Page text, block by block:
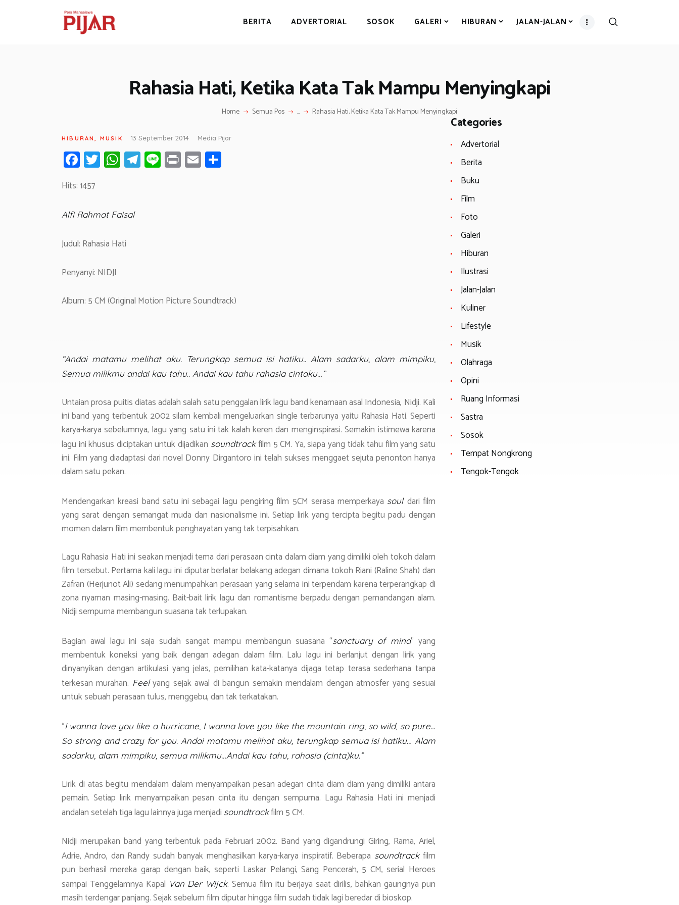
BERITA ADVERTORIAL SOSOK GALERI HIBURAN JALAN-JALAN
Rahasia Hati, Ketika Kata Tak Mampu Menyingkapi
Home Semua Pos ... Rahasia Hati, Ketika Kata Tak Mampu Menyingkapi
ADVERTORIAL
HIBURAN
JALAN-JALAN
GAYA HIDUP
OLAHRAGA
OPINI
HIBURAN MUSIK 13 September 2014 Media Pijar
Fa
ce
b
o
ok
T
wi
er
W
h
s
A
p
T
el
Li
n
Pr
in
E
m
Hits: 1457
Alfi Rahmat Faisal
Judul: Rahasia Hati
Penyanyi: NIDJI
Album: 5 CM (Original Motion Picture Soundtrack)
“Andai matamu melihat aku. Terungkap semua isi hatiku.. Alam sadarku, alam mimpiku,
Semua milikmu andai kau tahu.. Andai kau tahu rahasia cintaku…”
Untaian prosa puitis diatas adalah salah satu penggalan lirik lagu band kenamaan asal Indonesia, Nidji. Kali
ini band yang terbentuk 2002 silam kembali mengeluarkan single terbarunya yaitu Rahasia Hati. Seperti
karya-karya sebelumnya, lagu yang satu ini tak kalah keren dan menginspirasi. Semakin istimewa karena
lagu ini khusus diciptakan untuk dijadikan soundtrackfilm 5 CM. Ya, siapa yang tidak tahu film yang satu
ini. Film yang diadaptasi dari novel Donny Dirgantoro ini telah sukses menggaet sejuta penonton hanya
dalam satu pekan.
Mendengarkan kreasi band satu ini sebagai lagu pengiring film 5CM serasa memperkaya soul dari film
yang sarat dengan semangat muda dan nasionalisme ini. Setiap lirik yang tercipta begitu padu dengan
momen dalam film membentuk penghayatan yang tak terpisahkan.
Lagu Rahasia Hati ini seakan menjadi tema dari perasaan cinta dalam diam yang dimiliki oleh tokoh dalam
film tersebut. Pertama kali lagu ini diputar berlatar belakang adegan dimana tokoh Riani (Raline Shah) dan
Zafran (Herjunot Ali) sedang menumpahkan perasaan yang selama ini terpendam karena terperangkap di
zona nyaman masing-masing. Bait-bait lirik lagu dan romantisme berpadu dengan pemandangan alam.
Nidji sempurna membangun suasana tak terlupakan.
Bagian awal lagu ini saja sudah sangat mampu membangun suasana “sanctuary of mind” yang
membentuk koneksi yang baik dengan adegan dalam film. Lalu lagu ini berlanjut dengan lirik yang
dinyanyikan dengan artikulasi yang jelas, pemilihan kata-katanya dijaga tetap terasa sederhana tanpa
terkesan murahan. Feelyang sejak awal di bangun semakin mendalam dengan atmosfer yang sesuai
untuk sebuah perasaan tulus, menggebu, dan tak terkatakan.
“I wanna love you like a hurricane, I wanna love you like the mountain ring, so wild, so pure…
So strong and crazy for you. Andai matamu melihat aku, terungkap semua isi hatiku… Alam
sadarku, alam mimpiku, semua milikmu…Andai kau tahu, rahasia (cinta)ku.”
Lirik di atas begitu mendalam dalam menyampaikan pesan adegan cinta diam diam yang dimiliki antara
pemain. Setiap lirik menyampaikan pesan cinta itu dengan sempurna. Lagu Rahasia Hati ini menjadi
andalan setelah tiga lagu lainnya juga menjadi soundtrackfilm 5 CM.
Nidji merupakan band yang terbentuk pada Februari 2002. Band yang digandrungi Giring, Rama, Ariel,
Adrie, Andro, dan Randy sudah banyak menghasilkan karya-karya inspiratif. Beberapa soundtrackfilm
pun berhasil mereka garap dengan baik, seperti Laskar Pelangi, Sang Pencerah, 5 CM, serial Heroes
sampai Tenggelamnya Kapal Van Der Wijck. Semua film itu berjaya saat dirilis, bahkan gaungnya pun
masih terdengar panjang. Sejak sebelum film diputar hingga film sudah tidak lagi beredar di bioskop.
Categories
Advertorial
Berita
Buku
Film
Foto
Galeri
Hiburan
Ilustrasi
Jalan-Jalan
Kuliner
Lifestyle
Musik
Olahraga
Opini
Ruang Informasi
Sastra
Sosok
Tempat Nongkrong
Tengok-Tengok